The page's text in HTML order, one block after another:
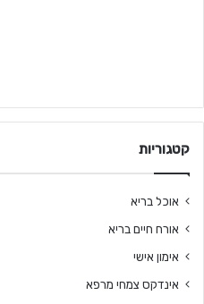
קטגוריות
אוכל בריא
אורח חיים בריא
אימון אישי
אינדקס צמחי מרפא